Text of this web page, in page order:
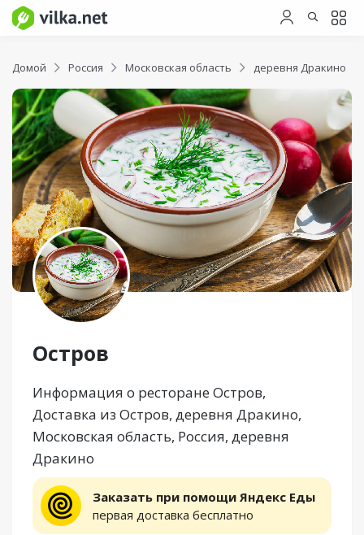
Домой Россия Московская область деревня Дракино
Остров
Информация о ресторане Остров,
Доставка из Остров, деревня Дракино,
Московская область, Россия, деревня
Дракино
Заказать при помощи Яндекс Еды
первая доставка бесплатно